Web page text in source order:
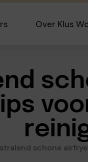
Over Klus
schone